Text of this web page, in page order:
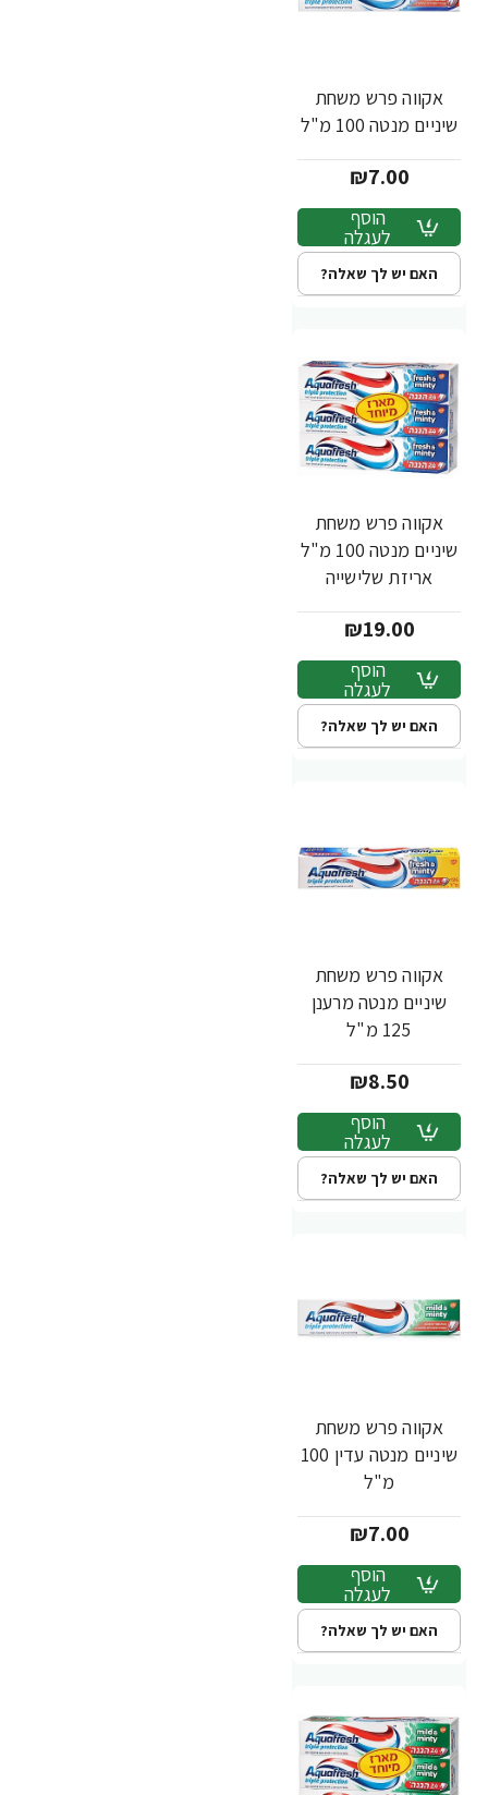
אקווה פרש משחת
שיניים מנטה 100 מ"ל
₪7.00
הוסף
לעגלה
האם יש לך שאלה?
אקווה פרש משחת
שיניים מנטה 100 מ"ל
אריזת שלישייה
₪19.00
הוסף
לעגלה
האם יש לך שאלה?
אקווה פרש משחת
שיניים מנטה מרענן
125 מ"ל
₪8.50
הוסף
לעגלה
האם יש לך שאלה?
אקווה פרש משחת
שיניים מנטה עדין 100
מ"ל
₪7.00
הוסף
לעגלה
האם יש לך שאלה?